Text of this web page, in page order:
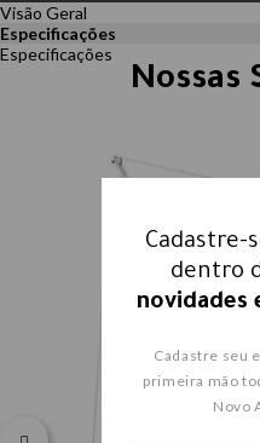
Visão Geral
Especificações
Nossas
Cadastre-
dentro
novidades
Cadastre seu
primeira mão
Novo